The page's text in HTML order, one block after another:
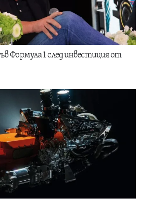
Формула 1 след инвестиция от